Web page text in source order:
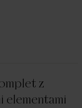
z
elementami